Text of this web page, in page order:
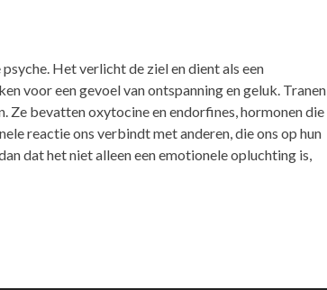
Het verlicht de ziel en dient als een
voor een gevoel van ontspanning en geluk. Tranen,
Ze bevatten oxytocine en endorfines, hormonen die
reactie ons verbindt met anderen, die ons op hun
dat het niet alleen een emotionele opluchting is,